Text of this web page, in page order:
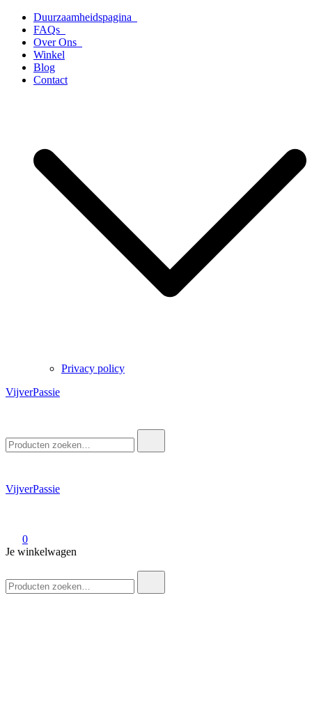
naar
inhoud
Duurzaamheidspagina
FAQs
Over Ons
Winkel
Blog
Contact
Privacy policy
VijverPassie
naar:
VijverPassie
0
Je winkelwagen
naar: